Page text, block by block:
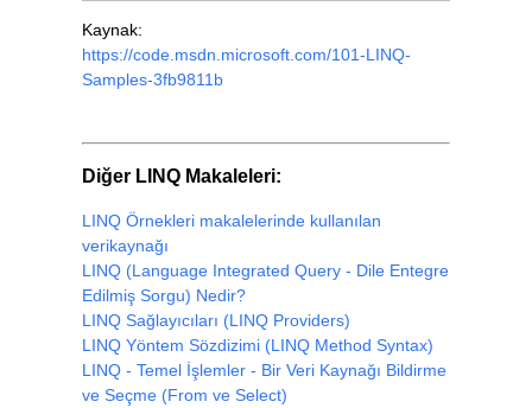
Kaynak:
https://code.msdn.microsoft.com/101-LINQ-
Samples-3fb9811b
Diğer LINQ Makaleleri:
LINQ Örnekleri makalelerinde kullanılan
verikaynağı
LINQ (Language Integrated Query - Dile Entegre
Edilmiş Sorgu) Nedir?
LINQ Sağlayıcıları (LINQ Providers)
LINQ Yöntem Sözdizimi (LINQ Method Syntax)
LINQ - Temel İşlemler - Bir Veri Kaynağı Bildirme
ve Seçme (From ve Select)